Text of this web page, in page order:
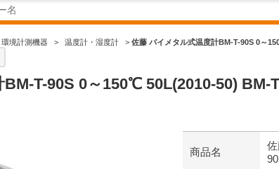
環境計測機器 > 温度計・湿度計 > 佐藤 バイメタル式温度計BM-T-90S 0～
T-90S 0～150℃ 50L(2010-50) BM-
商品名